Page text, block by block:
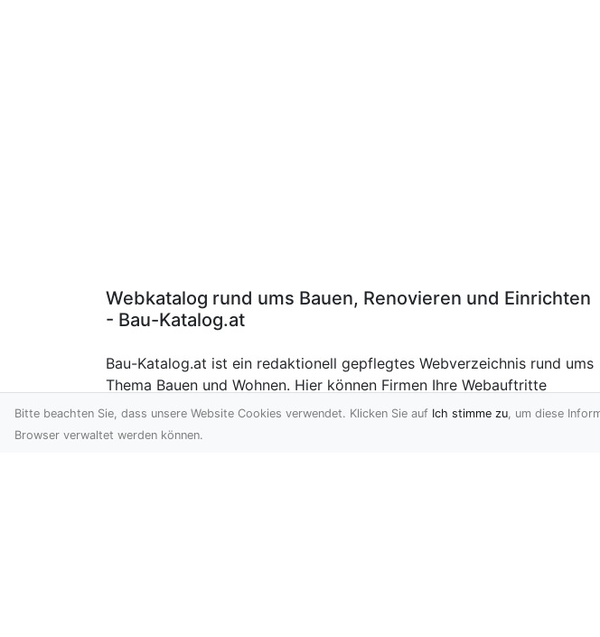
Webkatalog rund ums Bauen, Renovieren und Einrichten
- Bau-Katalog.at
Bau-Katalog.at ist ein redaktionell gepflegtes Webverzeichnis rund ums
Thema Bauen und Wohnen. Hier können Firmen Ihre Webauftritte
präsentieren und ihre Leistungen ausführlich beschreiben. Tragen auch
Sie Ihre Firma ein.
Bitte beachten Sie, dass unsere Website Cookies verwendet. Klicken Sie auf Ich stimme zu, um diese
Browser verwaltet werden können.